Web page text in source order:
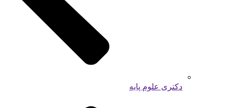
دکتری علوم پایه